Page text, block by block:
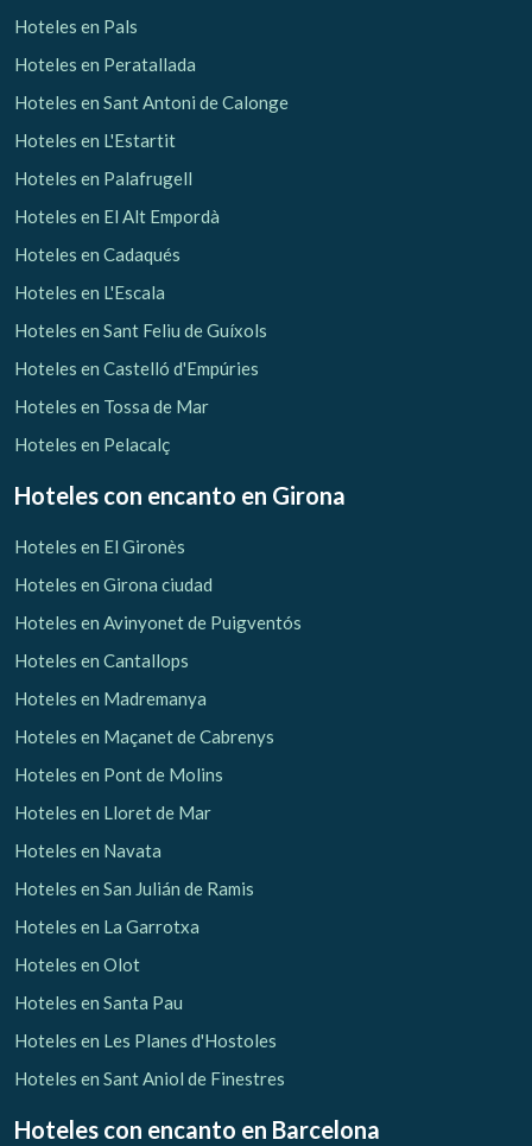
Gestionar mi reserva
Verificar localizador
Hoteles en Pals
Hoteles en Peratallada
Hoteles en Sant Antoni de Calonge
Hoteles en L'Estartit
Hoteles en Palafrugell
Hoteles en El Alt Empordà
Hoteles en Cadaqués
Hoteles en L'Escala
Hoteles en Sant Feliu de Guíxols
Hoteles en Castelló d'Empúries
Hoteles en Tossa de Mar
Hoteles en Pelacalç
Hoteles con encanto en Girona
Hoteles en El Gironès
Hoteles en Girona ciudad
Hoteles en Avinyonet de Puigventós
Hoteles en Cantallops
Hoteles en Madremanya
Hoteles en Maçanet de Cabrenys
Hoteles en Pont de Molins
Hoteles en Lloret de Mar
Hoteles en Navata
Hoteles en San Julián de Ramis
Hoteles en La Garrotxa
Hoteles en Olot
Hoteles en Santa Pau
Hoteles en Les Planes d'Hostoles
Hoteles en Sant Aniol de Finestres
Hoteles con encanto en Barcelona